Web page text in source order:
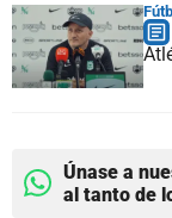
Únase a
al tanto de